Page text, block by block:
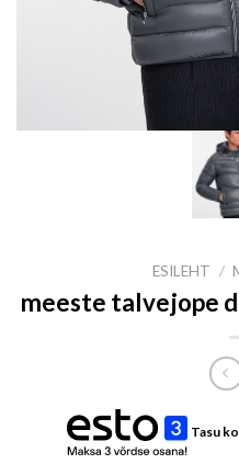
ESILEHT /
meeste talvejope
Tasu